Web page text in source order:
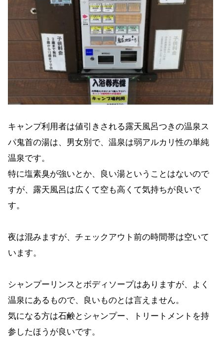
キャンプ利用者は値引きされる露天風呂つきの温泉ス
パ鬼首の湯は、男女別で、温泉は弱アルカリ性の単純
温泉です。
特に塩素臭が強いとか、良い湯ということはないので
すが、露天風呂は広くて空も高くて気持ちが良いで
す。
夜は混みますが、チェックアウト前の時間帯は空いて
います。
シャンプーリンスとボディソープはありますが、よく
温泉にあるもので、良いものとは言えません。
気になる方は石鹸とシャンプー、トリートメントを持
参したほうが良いです。